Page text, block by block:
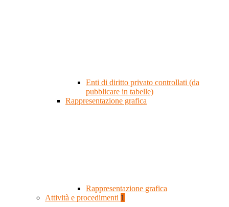
Enti di diritto privato controllati (da
pubblicare in tabelle)
Rappresentazione grafica
Rappresentazione grafica
Attività e procedimenti 1